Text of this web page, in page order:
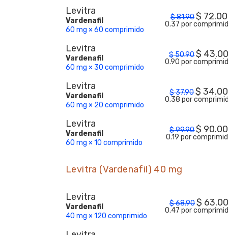
Levitra
Vardenafil
60 mg × 60 comprimido
$81.90$ 72.00
0.37 por
Levitra
Vardenafil
60 mg × 30 comprimido
$50.90$
0.90 por
Levitra
Vardenafil
60 mg × 20 comprimido
$37.90$ 34.00
0.38 por
Levitra
Vardenafil
60 mg × 10 comprimido
$99.90$ 90.00
0.19 por
Levitra (Vardenafil) 40 mg
Levitra
Vardenafil
40 mg × 120 comprimido
$68.90$ 63.00
0.47 por